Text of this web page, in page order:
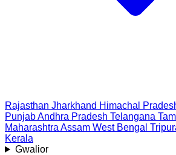
Rajasthan Jharkhand Himachal
PunjabAndhra Pradesh Telangana
Maharashtra Assam West Bengal
Kerala
Gwalior